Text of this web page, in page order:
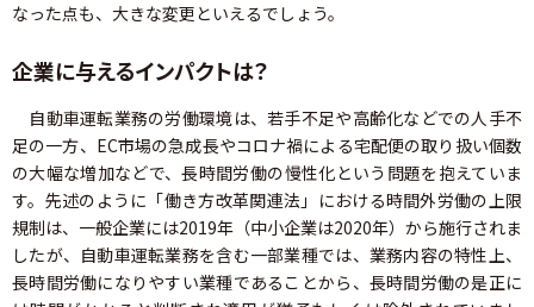
なった点も、大きな変更といえるでしょう。
企業に与えるインパクトは？
自動車運転業務の労働環境は、若手不足や高齢化などでの人手不
足の一方、EC市場の急成長やコロナ禍による宅配便の取り扱い個数
の大幅な増加などで、長時間労働の慢性化という問題を抱えていま
す。先述のように「働き方改革関連法」における時間外労働の上限
規制は、一般企業には2019年（中小企業は2020年）から施行されま
したが、自動車運転業務を含む一部業種では、業務内容の特性上、
長時間労働になりやすい業種であることから、長時間労働の是正に